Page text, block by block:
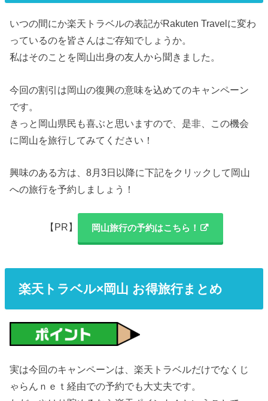
いつの間にか楽天トラベルの表記がRakuten Travelに変わ
っているのを皆さんはご存知でしょうか。
私はそのことを岡山出身の友人から聞きました。
今回の割引は岡山の復興の意味を込めてのキャンペーン
です。
きっと岡山県民も喜ぶと思いますので、是非、この機会
に岡山を旅行してみてください！
興味のある方は、8月3日以降に下記をクリックして岡山
への旅行を予約しましょう！
【PR】 岡山旅行の予約はこちら！
楽天トラベル×岡山 お得旅行まとめ
実は今回のキャンペーンは、楽天トラベルだけでなくじ
ゃらんｎｅｔ経由での予約でも大丈夫です。